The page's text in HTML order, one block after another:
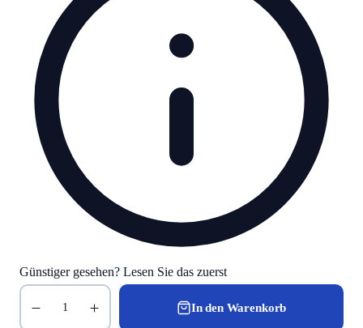
Günstiger gesehen? Lesen Sie das zuerst
1 In den Warenkorb